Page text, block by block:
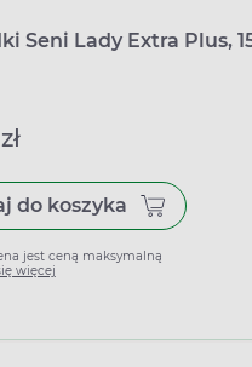
Seni Lady Extra Plus,
do koszyka
jest ceną maksymalną
więcej